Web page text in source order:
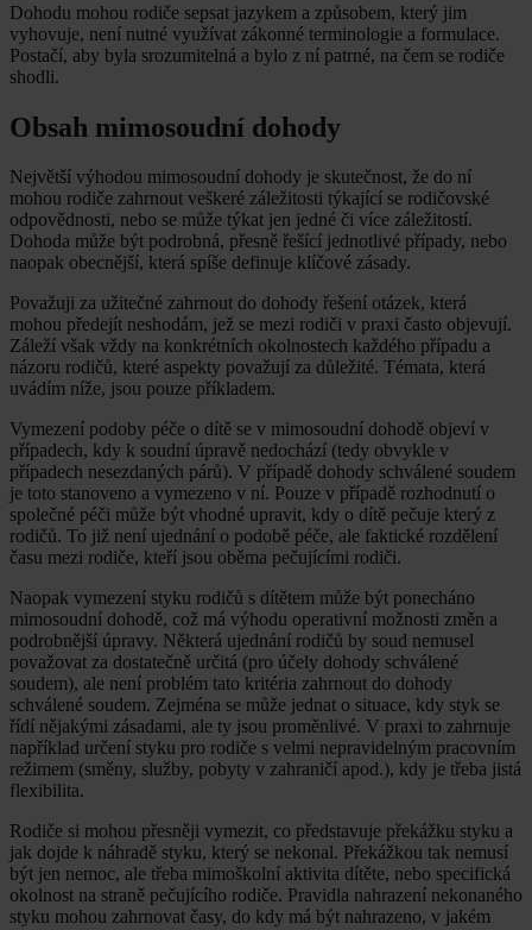
Dohodu mohou rodiče sepsat jazykem a způsobem, který jim
vyhovuje, není nutné využívat zákonné terminologie a formulace.
Postačí, aby byla srozumitelná a bylo z ní patrné, na čem se rodiče
shodli.
Obsah mimosoudní dohody
Největší výhodou mimosoudní dohody je skutečnost, že do ní
mohou rodiče zahrnout veškeré záležitosti týkající se rodičovské
odpovědnosti, nebo se může týkat jen jedné či více záležitostí.
Dohoda může být podrobná, přesně řešící jednotlivé případy, nebo
naopak obecnější, která spíše definuje klíčové zásady.
Považuji za užitečné zahrnout do dohody řešení otázek, která
mohou předejít neshodám, jež se mezi rodiči v praxi často objevují.
Záleží však vždy na konkrétních okolnostech každého případu a
názoru rodičů, které aspekty považují za důležité. Témata, která
uvádím níže, jsou pouze příkladem.
Vymezení podoby péče o dítě se v mimosoudní dohodě objeví v
případech, kdy k soudní úpravě nedochází (tedy obvykle v
případech nesezdaných párů). V případě dohody schválené soudem
je toto stanoveno a vymezeno v ní. Pouze v případě rozhodnutí o
společné péči může být vhodné upravit, kdy o dítě pečuje který z
rodičů. To již není ujednání o podobě péče, ale faktické rozdělení
času mezi rodiče, kteří jsou oběma pečujícími rodiči.
Naopak vymezení styku rodičů s dítětem může být ponecháno
mimosoudní dohodě, což má výhodu operativní možnosti změn a
podrobnější úpravy. Některá ujednání rodičů by soud nemusel
považovat za dostatečně určitá (pro účely dohody schválené
soudem), ale není problém tato kritéria zahrnout do dohody
schválené soudem. Zejména se může jednat o situace, kdy styk se
řídí nějakými zásadami, ale ty jsou proměnlivé. V praxi to zahrnuje
například určení styku pro rodiče s velmi nepravidelným pracovním
režimem (směny, služby, pobyty v zahraničí apod.), kdy je třeba jistá
flexibilita.
Rodiče si mohou přesněji vymezit, co představuje překážku styku a
jak dojde k náhradě styku, který se nekonal. Překážkou tak nemusí
být jen nemoc, ale třeba mimoškolní aktivita dítěte, nebo specifická
okolnost na straně pečujícího rodiče. Pravidla nahrazení nekonaného
styku mohou zahrnovat časy, do kdy má být nahrazeno, v jakém